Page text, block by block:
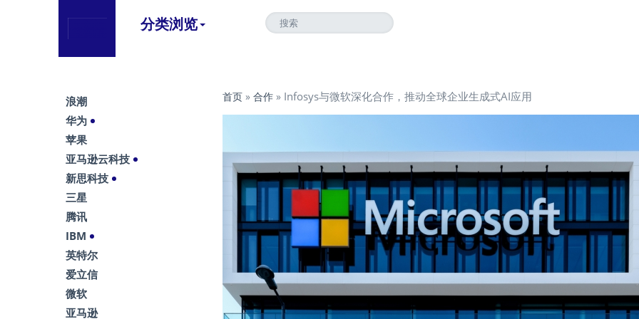
分类浏览
首页 » 合作 » Infosys与微软深化合作，推动全球企业生成式AI应用
浪潮
华为
苹果
亚马逊云科技
新思科技
三星
腾讯
IBM
英特尔
爱立信
微软
亚马逊